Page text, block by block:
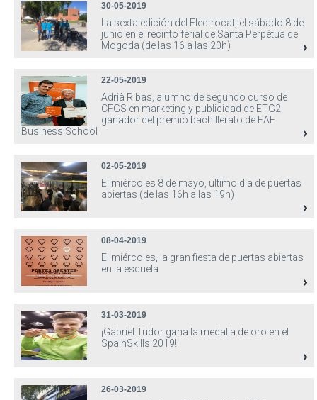
30-05-2019
La sexta edición del Electrocat, el sábado 8 de
junio en el recinto ferial de Santa Perpètua de
Mogoda (de las 16 a las 20h)
22-05-2019
Adrià Ribas, alumno de segundo curso de
CFGS en marketing y publicidad de ETG2,
ganador del premio bachillerato de EAE
Business School
02-05-2019
El miércoles 8 de mayo, último día de puertas
abiertas (de las 16h a las 19h)
08-04-2019
El miércoles, la gran fiesta de puertas abiertas
en la escuela
31-03-2019
¡Gabriel Tudor gana la medalla de oro en el
SpainSkills 2019!
26-03-2019